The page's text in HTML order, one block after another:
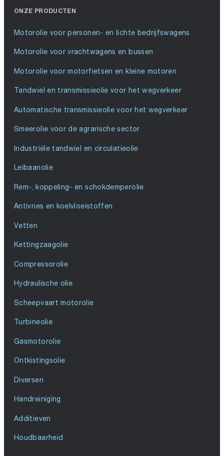
ONZE PRODUCTEN
Motorolie voor personen- en lichte bedrijfswagens
Motorolie voor vrachtwagens en bussen
Motorolie voor motorfietsen en kleine motoren
Tandwiel en transmissieolie voor het wegverkeer
Automatische transmissieolie voor het wegverkeer
Smeerolie voor de agrarische sector
Industriële tandwiel en circulatieolie
Leibaanolie
Rem-, koppeling- en schokdemperolie
Antivries en koelvloeistoffen
Vetten
Kettingzaagolie
Compressorolie
Hydraulische olie
Scheepvaart motorolie
Turbineolie
Gasmotorolie
Ontkistingsolie
Diversen
Handreiniging
Additieven
Houdbaarheid